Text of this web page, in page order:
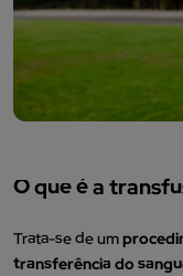
O que é a
Trata-se de um
transferência do